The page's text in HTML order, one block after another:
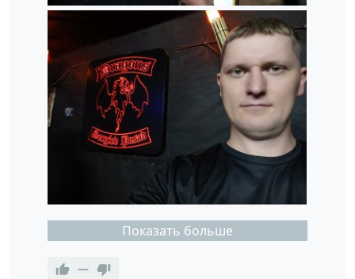
Показать больше
—